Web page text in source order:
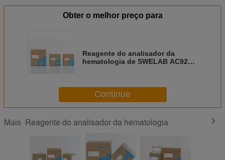
Obter o melhor preço para
Reagente do analisador da
hematologia de SWELAB AC920
Continue
Mais Reagente do analisador da hematologia